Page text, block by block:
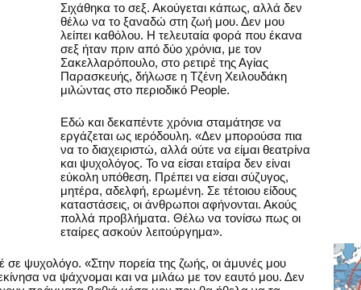
Σιχάθηκα το σεξ. Ακούγεται κάπως, αλλά δεν
θέλω να το ξαναδώ στη ζωή μου. Δεν μου
λείπει καθόλου. Η τελευταία φορά που έκανα
σεξ ήταν πριν από δύο χρόνια, με τον
Σακελλαρόπουλο, στο ρετιρέ της Αγίας
Παρασκευής, δήλωσε η Τζένη Χειλουδάκη
μιλώντας στο περιοδικό People.
Εδώ και δεκαπέντε χρόνια σταμάτησε να
εργάζεται ως ιερόδουλη. «Δεν μπορούσα πια
να το διαχειριστώ, αλλά ούτε να είμαι θεατρίνα
και ψυχολόγος. Το να είσαι εταίρα δεν είναι
εύκολη υπόθεση. Πρέπει να είσαι σύζυγος,
μητέρα, αδελφή, ερωμένη. Σε τέτοιου είδους
καταστάσεις, οι άνθρωποι αφήνονται. Ακούς
πολλά προβλήματα. Θέλω να τονίσω πως οι
εταίρες ασκούν λειτούργημα».
ψυχολόγο. «Στην πορεία της ζωής, οι άμυνές μου
να ψάχνομαι και να μιλάω με τον εαυτό μου. Δεν